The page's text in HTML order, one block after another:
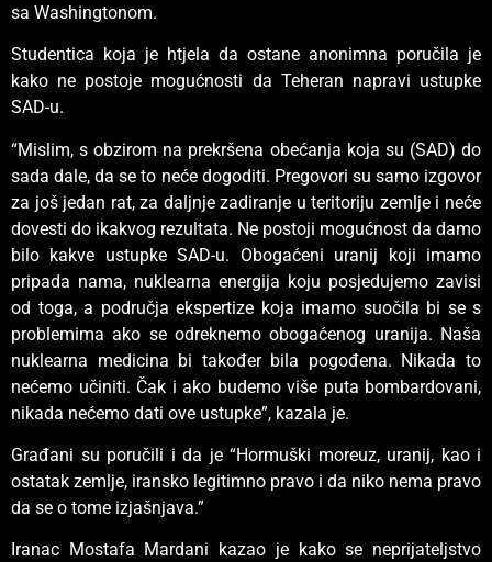
sa Washingtonom.
Studentica koja je htjela da ostane anonimna poručila je
kako ne postoje mogućnosti da Teheran napravi ustupke
SAD-u.
“Mislim, s obzirom na prekršena obećanja koja su (SAD) do
sada dale, da se to neće dogoditi. Pregovori su samo izgovor
za još jedan rat, za daljnje zadiranje u teritoriju zemlje i neće
dovesti do ikakvog rezultata. Ne postoji mogućnost da damo
bilo kakve ustupke SAD-u. Obogaćeni uranij koji imamo
pripada nama, nuklearna energija koju posjedujemo zavisi
od toga, a područja ekspertize koja imamo suočila bi se s
problemima ako se odreknemo obogaćenog uranija. Naša
nuklearna medicina bi također bila pogođena. Nikada to
nećemo učiniti. Čak i ako budemo više puta bombardovani,
nikada nećemo dati ove ustupke”, kazala je.
Građani su poručili i da je “Hormuški moreuz, uranij, kao i
ostatak zemlje, iransko legitimno pravo i da niko nema pravo
da se o tome izjašnjava.”
Iranac Mostafa Mardani kazao je kako se neprijateljstvo